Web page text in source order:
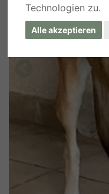
Technologien zu.
Alle akzeptieren